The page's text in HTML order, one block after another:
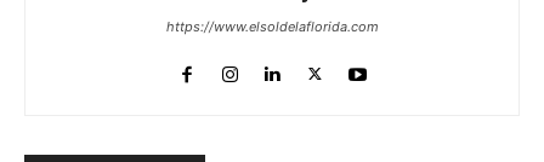
https://www.elsoldelaflorida.com